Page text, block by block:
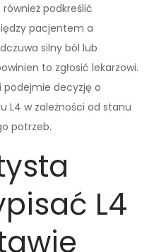
podkreślić
pacjentem a
silny ból lub
to zgłosić lekarzowi.
decyzję o
L4 w zależności od stanu
potrzeb.
L4